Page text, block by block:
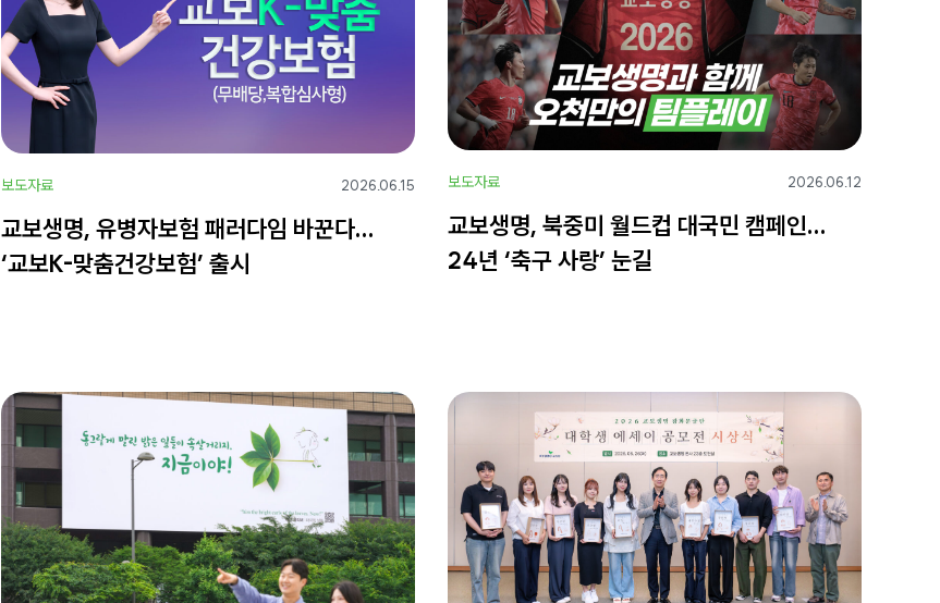
보도자료 2026.06.15
교보생명, 유병자보험 패러다임 바꾼다…
‘교보K-맞춤건강보험’ 출시
보도자료 2026.06.12
교보생명, 북중미 월드컵 대국민 캠페인…
24년 ‘축구 사랑’ 눈길